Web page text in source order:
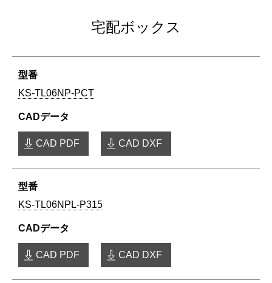
宅配ボックス
KS-TL06NP-PCT
CAD PDF CAD DXF
KS-TL06NPL-P315
CAD PDF CAD DXF